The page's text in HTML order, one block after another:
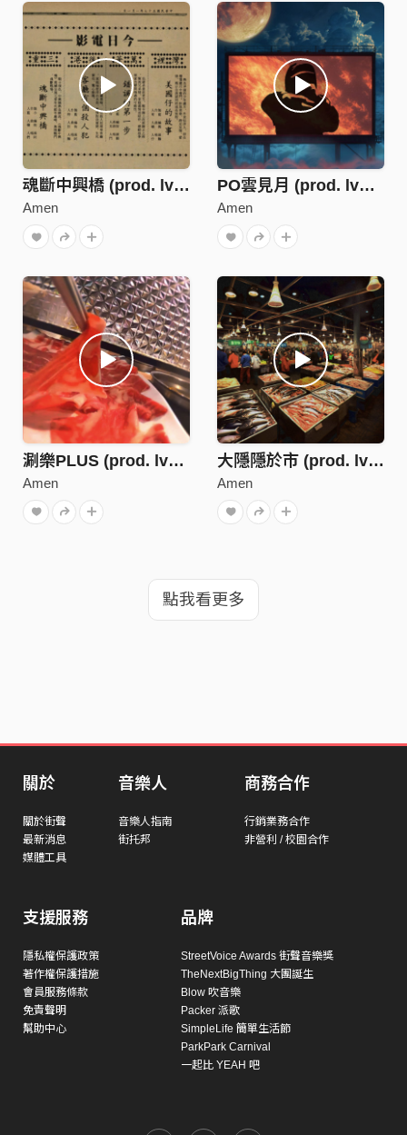
魂斷中興橋 (prod. lvnt, J.Crown)
Amen
PO雲見月 (prod. lvnt, J.Crown)
Amen
涮樂PLUS (prod. lvnt, Softmiller)
Amen
大隱隱於市 (prod. lvnt, J.Crown)
Amen
點我看更多
關於
關於街聲
最新消息
媒體工具
音樂人
音樂人指南
街托邦
商務合作
行銷業務合作
非營利 / 校園合作
支援服務
隱私權保護政策
著作權保護措施
會員服務條款
免責聲明
幫助中心
品牌
StreetVoice Awards 街聲音樂獎
TheNextBigThing 大團誕生
Blow 吹音樂
Packer 派歌
SimpleLife 簡單生活節
ParkPark Carnival
一起比 YEAH 吧